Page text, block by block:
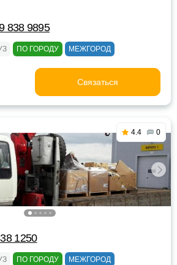
838 9895
ПО ГОРОДУ МЕЖГОРОД
Связаться
4.4 0
1250
ПО ГОРОДУ МЕЖГОРОД